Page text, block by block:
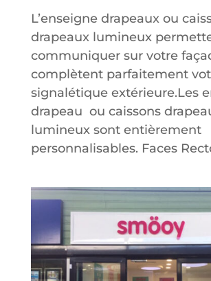
L’enseigne drapeaux ou
drapeaux lumineux
communiquer sur votre
complètent parfaitement
signalétique extérieure.Les
drapeau ou caissons
lumineux sont entièrement
personnalisables. Faces